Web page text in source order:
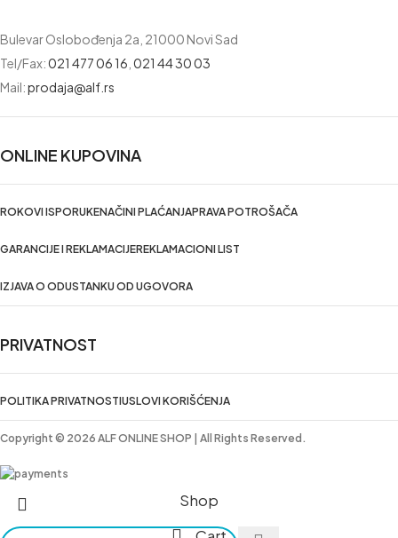
Bulevar Oslobođenja 2a, 21000 Novi Sad
Tel/Fax:021 477 06 16 021 44 30 03
Mail:prodaja@alf.rs
ONLINE KUPOVINA
ROKOVI ISPORUKENAČINI PLAĆANJAPRAVA POTROŠAČA
GARANCIJE I REKLAMACIJEREKLAMACIONI LIST
IZJAVA O ODUSTANKU OD UGOVORA
PRIVATNOST
POLITIKA PRIVATNOSTIUSLOVI KORIŠĆENJA
Copyright © 2026 ALF ONLINE SHOP | All Rights Reserved.
Shop